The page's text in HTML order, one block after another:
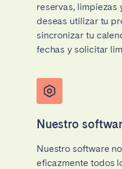
reservas, limpiezas
deseas utilizar tu
sincronizar tu
fechas y solicitar
Nuestro
Nuestro software
eficazmente todos